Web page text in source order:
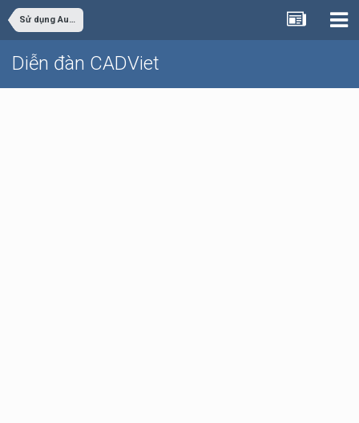
Sử dụng AutoCAD
Diễn đàn CADViet